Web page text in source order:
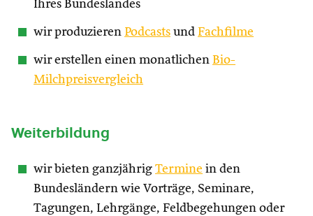
Ihres Bundeslandes
wir produzieren Podcasts und Fachfilme
wir erstellen einen monatlichen Bio-
Milchpreisvergleich
Weiterbildung
wir bieten ganzjährig Termine in den
Bundesländern wie Vorträge, Seminare,
Tagungen, Lehrgänge, Feldbegehungen oder